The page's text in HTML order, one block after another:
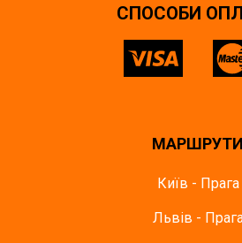
СПОСОБИ
МАРШРУТИ
Київ - Прага
Львів -